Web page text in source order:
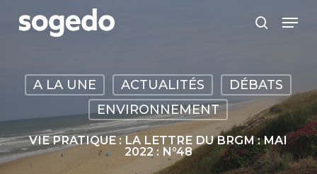
search
Menu
A LA UNE ACTUALITÉS
DÉBATS
ENVIRONNEMENT
VIE PRATIQUE : LA LETTRE DU BRGM : MAI
2022 : N°48